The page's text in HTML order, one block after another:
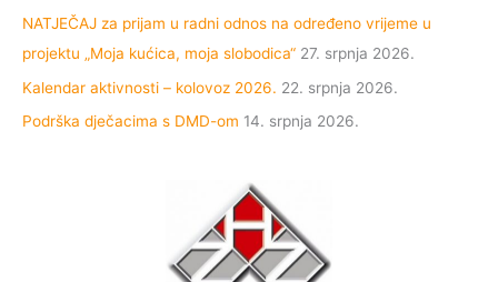
NATJEČAJ za prijam u radni odnos na određeno vrijeme u
projektu „Moja kućica, moja slobodica“ 27. srpnja 2026.
Kalendar aktivnosti – kolovoz 2026. 22. srpnja 2026.
Podrška dječacima s DMD-om 14. srpnja 2026.